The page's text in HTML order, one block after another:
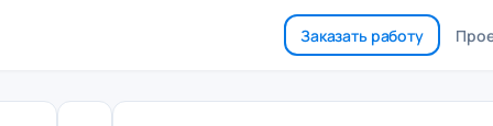
Заказать работу